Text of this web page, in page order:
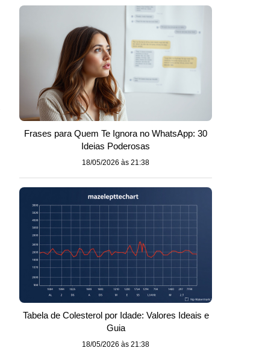
Frases para Quem Te Ignora no WhatsApp: 30
Ideias Poderosas
18/05/2026 às 21:38
Tabela de Colesterol por Idade: Valores Ideais e
Guia
18/05/2026 às 21:38